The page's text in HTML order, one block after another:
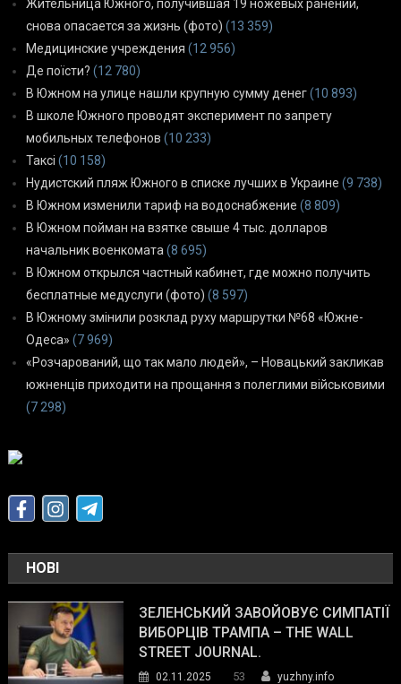
Жительница Южного, получившая 19 ножевых ранений,
снова опасается за жизнь (фото) (13 359)
Медицинские учреждения (12 956)
Де поїсти? (12 780)
В Южном на улице нашли крупную сумму денег(10 893)
В школе Южного проводят эксперимент по запрету
мобильных телефонов (10 233)
Таксі (10 158)
Нудистский пляж Южного в списке лучших в Украине (9 738)
В Южном изменили тариф на водоснабжение (8 809)
В Южном пойман на взятке свыше 4 тыс. долларов
начальник военкомата (8 695)
В Южном открылся частный кабинет, где можно получить
бесплатные медуслуги (фото) (8 597)
В Южному змінили розклад руху маршрутки №68 «Южне-
Одеса» (7 969)
«Розчарований, що так мало людей», – Новацький закликав
южненців приходити на прощання з полеглими військовими
(7 298)
НОВІ
ЗЕЛЕНСЬКИЙ ЗАВОЙОВУЄ СИМПАТІЇ
ВИБОРЦІВ ТРАМПА – THE WALL
STREET JOURNAL.
02.11.2025 53
yuzhny.info